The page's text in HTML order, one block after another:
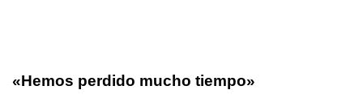
«Hemos perdido mucho tiempo»